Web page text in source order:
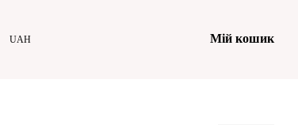
UAH Мій кошик